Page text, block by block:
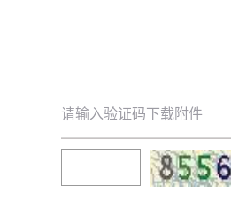
请输入验证码下载附件